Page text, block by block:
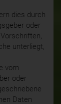
dies durch
oder
unterliegt,
vom
oder
Daten